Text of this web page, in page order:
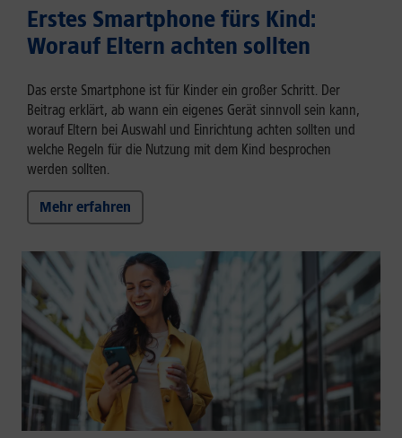
Erstes Smartphone fürs Kind:
Worauf Eltern achten sollten
Das erste Smartphone ist für Kinder ein großer Schritt. Der
Beitrag erklärt, ab wann ein eigenes Gerät sinnvoll sein kann,
worauf Eltern bei Auswahl und Einrichtung achten sollten und
welche Regeln für die Nutzung mit dem Kind besprochen
werden sollten.
Mehr erfahren